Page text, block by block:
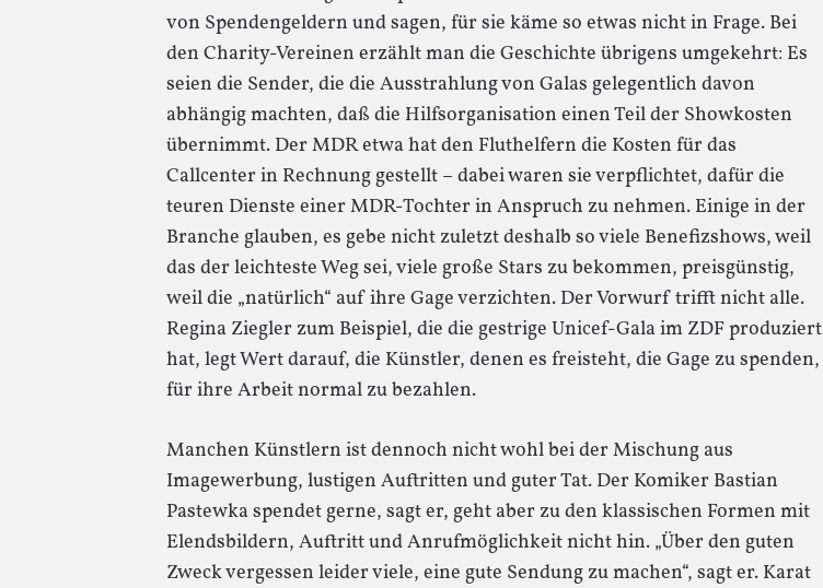
von Spendengeldern und sagen, für sie käme so etwas nicht in Frage. Bei
den Charity-Vereinen erzählt man die Geschichte übrigens umgekehrt: Es
seien die Sender, die die Ausstrahlung von Galas gelegentlich davon
abhängig machten, daß die Hilfsorganisation einen Teil der Showkosten
übernimmt. Der MDR etwa hat den Fluthelfern die Kosten für das
Callcenter in Rechnung gestellt – dabei waren sie verpflichtet, dafür die
teuren Dienste einer MDR-Tochter in Anspruch zu nehmen. Einige in der
Branche glauben, es gebe nicht zuletzt deshalb so viele Benefizshows, weil
das der leichteste Weg sei, viele große Stars zu bekommen, preisgünstig,
weil die „natürlich“ auf ihre Gage verzichten. Der Vorwurf trifft nicht alle.
Regina Ziegler zum Beispiel, die die gestrige Unicef-Gala im ZDF produziert
hat, legt Wert darauf, die Künstler, denen es freisteht, die Gage zu spenden,
für ihre Arbeit normal zu bezahlen.
Manchen Künstlern ist dennoch nicht wohl bei der Mischung aus
Imagewerbung, lustigen Auftritten und guter Tat. Der Komiker Bastian
Pastewka spendet gerne, sagt er, geht aber zu den klassischen Formen mit
Elendsbildern, Auftritt und Anrufmöglichkeit nicht hin. „Über den guten
Zweck vergessen leider viele, eine gute Sendung zu machen“, sagt er. Karat